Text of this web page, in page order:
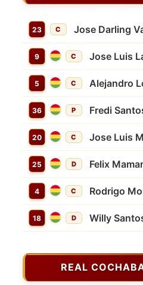
23 C Jose Darling
9 C Jose Luis
5 C Alejandro
36 P Fredi
20 C Jose Luis
25 D Felix
4 C Rodrigo
18 D Willy
REAL